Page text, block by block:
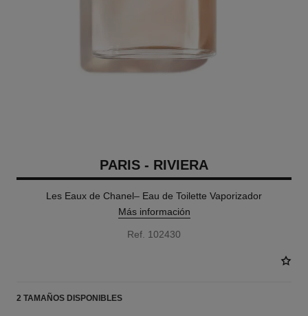
PARIS - RIVIERA
Les Eaux de Chanel– Eau de Toilette Vaporizador
Más información
Ref. 102430
2 TAMAÑOS DISPONIBLES